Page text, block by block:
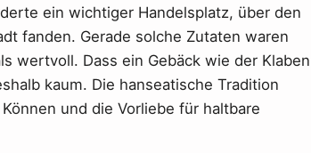
ein wichtiger Handelsplatz, über den
fanden. Gerade solche Zutaten waren
wertvoll. Dass ein Gebäck wie der Klaben
kaum. Die hanseatische Tradition
und die Vorliebe für haltbare